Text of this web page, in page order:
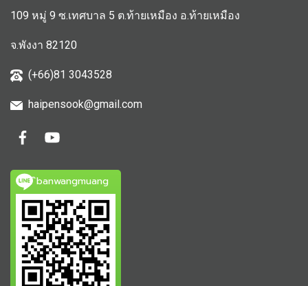
109 หมู่ 9 ซ.เทศบาล 5 ต.ท้ายเหมือง อ.ท้ายเหมือง
จ.พังงา 82120
(+66)81 3043528
haipensook@gmail.com
ิbanwangmuang